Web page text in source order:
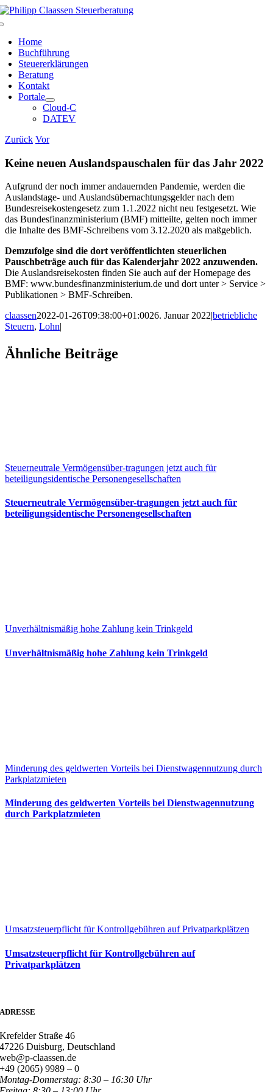
Zum
Home
Buchführung
Steuererklärungen
Beratung
Kontakt
Portale
Cloud-C
DATEV
Zurück Vor
Keine neuen Auslandspauschalen für das Jahr 2022
Aufgrund der noch immer andauernden Pandemie, werden die
Auslandstage- und Auslandsübernachtungsgelder nach dem
Bundesreisekostengesetz zum 1.1.2022 nicht neu festgesetzt. Wie
das Bundesfinanzministerium (BMF) mitteilte, gelten noch immer
die Inhalte des BMF-Schreibens vom 3.12.2020 als maßgeblich.
Demzufolge sind die dort veröffentlichten steuerlichen
Pauschbeträge auch für das Kalenderjahr 2022 anzuwenden.
Die Auslandsreisekosten finden Sie auch auf der Homepage des
BMF: www.bundesfinanzministerium.de und dort unter > Service >
Publikationen > BMF-Schreiben.
claassen2022-01-26T09:38:00+01:0026. Januar 2022|betriebliche
Steuern, Lohn|
Facebook
X
LinkedIn
WhatsApp
Xing
E-
Mail
Ähnliche Beiträge
Steuerneutrale Vermögensüber-tragungen jetzt auch für
beteiligungsidentische Personengesellschaften
Steuerneutrale Vermögensüber-tragungen jetzt auch für
beteiligungsidentische Personengesellschaften
Unverhältnismäßig hohe Zahlung kein Trinkgeld
Unverhältnismäßig hohe Zahlung kein Trinkgeld
Minderung des geldwerten Vorteils bei Dienstwagennutzung durch
Parkplatzmieten
Minderung des geldwerten Vorteils bei Dienstwagennutzung
durch Parkplatzmieten
Umsatzsteuerpflicht für Kontrollgebühren auf Privatparkplätzen
Umsatzsteuerpflicht für Kontrollgebühren auf
Privatparkplätzen
ADRESSE
Krefelder Straße 46
47226 Duisburg, Deutschland
web@p-claassen.de
+49 (2065) 9989 – 0
Montag-Donnerstag: 8:30 – 16:30 Uhr